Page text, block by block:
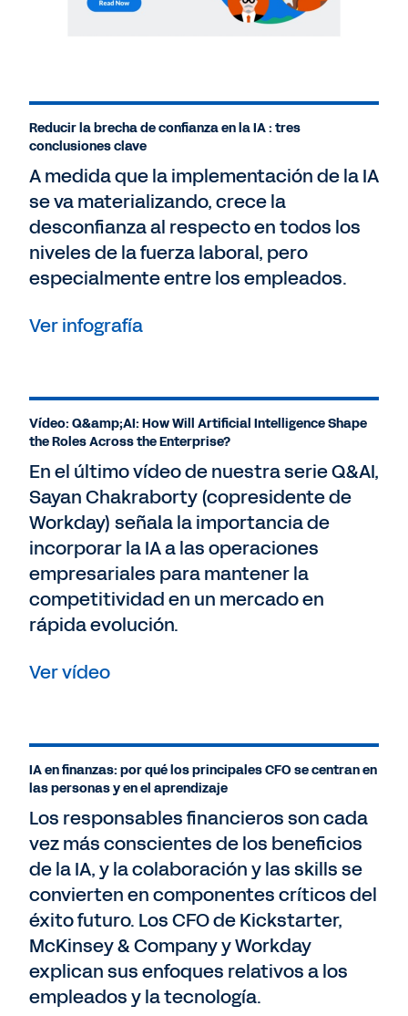
Reducir la brecha de confianza en la IA : tres
conclusiones clave
A medida que la implementación de la IA
se va materializando, crece la
desconfianza al respecto en todos los
niveles de la fuerza laboral, pero
especialmente entre los empleados.
Ver infografía
Vídeo: Q&amp;AI: How Will Artificial Intelligence Shape
the Roles Across the Enterprise?
En el último vídeo de nuestra serie Q&AI,
Sayan Chakraborty (copresidente de
Workday) señala la importancia de
incorporar la IA a las operaciones
empresariales para mantener la
competitividad en un mercado en
rápida evolución.
Ver vídeo
IA en finanzas: por qué los principales CFO se centran en
las personas y en el aprendizaje
Los responsables financieros son cada
vez más conscientes de los beneficios
de la IA, y la colaboración y las skills se
convierten en componentes críticos del
éxito futuro. Los CFO de Kickstarter,
McKinsey & Company y Workday
explican sus enfoques relativos a los
empleados y la tecnología.